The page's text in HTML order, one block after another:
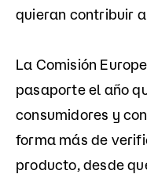
quieran contribuir
La Comisión
pasaporte el año
consumidores y
forma más de
producto, desde